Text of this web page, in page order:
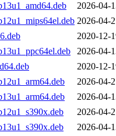
2026-04-
2026-04-
2020-12-
2026-04-
2020-12-
2026-04-
2026-04-
2026-04-
2026-04-